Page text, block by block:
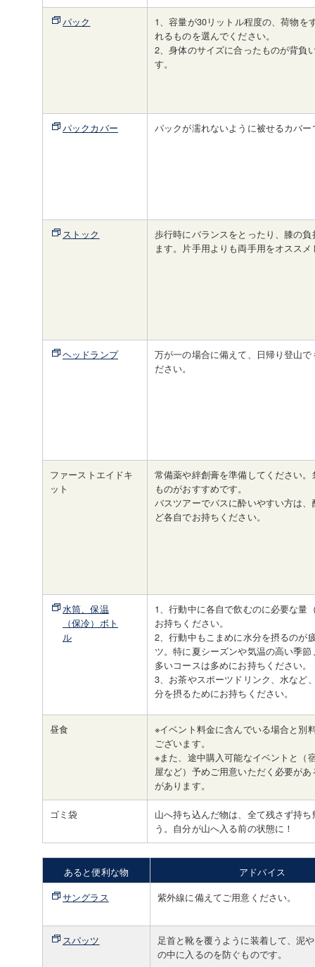
パック
1、容量が30リットル程度の、荷物を
れるものを選んでください。
2、身体のサイズに合ったものが背負
す。
パックカバー パックが濡れないように被せるカバー
ストック
歩行時にバランスをとったり、膝の
ます。片手用よりも両手用をオスス
ヘッドランプ
万が一の場合に備えて、日帰り登山
ださい。
ファーストエイドキ
ット
常備薬や絆創膏を準備してください
ものがおすすめです。
バスツアーでバスに酔いやすい方は
ど各自でお持ちください。
水筒、保温
（保冷）ボト
ル
1、行動中に各自で飲むのに必要な量
お持ちください。
2、行動中もこまめに水分を摂るのが
ツ。特に夏シーズンや気温の高い季
多いコースは多めにお持ちください。
3、お茶やスポーツドリンク、水など
分を摂るためにお持ちください。
昼食
※イベント料金に含んでいる場合と別
ございます。
※また、途中購入可能なイベントと（
屋など）予めご用意いただく必要が
があります。
ゴミ袋
山へ持ち込んだ物は、全て残さず持
う。自分が山へ入る前の状態に！
あると便利な物
アドバイス
サングラス
紫外線に備えてご用意ください。
スパッツ
足首と靴を覆うように装着して、泥
の中に入るのを防ぐものです。